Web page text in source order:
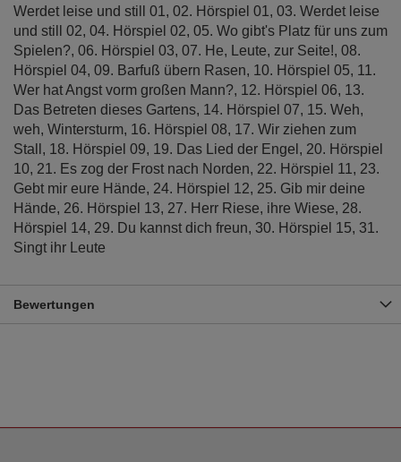
Werdet leise und still 01, 02. Hörspiel 01, 03. Werdet leise
und still 02, 04. Hörspiel 02, 05. Wo gibt's Platz für uns zum
Spielen?, 06. Hörspiel 03, 07. He, Leute, zur Seite!, 08.
Hörspiel 04, 09. Barfuß übern Rasen, 10. Hörspiel 05, 11.
Wer hat Angst vorm großen Mann?, 12. Hörspiel 06, 13.
Das Betreten dieses Gartens, 14. Hörspiel 07, 15. Weh,
weh, Wintersturm, 16. Hörspiel 08, 17. Wir ziehen zum
Stall, 18. Hörspiel 09, 19. Das Lied der Engel, 20. Hörspiel
10, 21. Es zog der Frost nach Norden, 22. Hörspiel 11, 23.
Gebt mir eure Hände, 24. Hörspiel 12, 25. Gib mir deine
Hände, 26. Hörspiel 13, 27. Herr Riese, ihre Wiese, 28.
Hörspiel 14, 29. Du kannst dich freun, 30. Hörspiel 15, 31.
Singt ihr Leute
Bewertungen